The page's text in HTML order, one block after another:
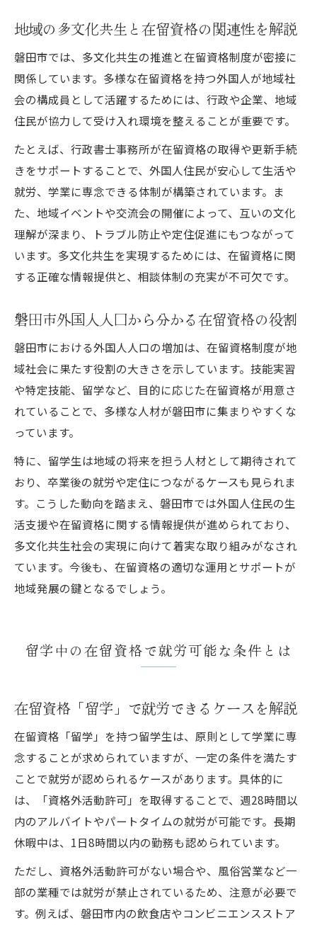
地域の多文化共生と在留資格の関連性を解説
磐田市では、多文化共生の推進と在留資格制度が密接に
関係しています。多様な在留資格を持つ外国人が地域社
会の構成員として活躍するためには、行政や企業、地域
住民が協力して受け入れ環境を整えることが重要です。
たとえば、行政書士事務所が在留資格の取得や更新手続
きをサポートすることで、外国人住民が安心して生活や
就労、学業に専念できる体制が構築されています。ま
た、地域イベントや交流会の開催によって、互いの文化
理解が深まり、トラブル防止や定住促進にもつながって
います。多文化共生を実現するためには、在留資格に関
する正確な情報提供と、相談体制の充実が不可欠です。
磐田市外国人人口から分かる在留資格の役割
磐田市における外国人人口の増加は、在留資格制度が地
域社会に果たす役割の大きさを示しています。技能実習
や特定技能、留学など、目的に応じた在留資格が用意さ
れていることで、多様な人材が磐田市に集まりやすくな
っています。
特に、留学生は地域の将来を担う人材として期待されて
おり、卒業後の就労や定住につながるケースも見られま
す。こうした動向を踏まえ、磐田市では外国人住民の生
活支援や在留資格に関する情報提供が進められており、
多文化共生社会の実現に向けて着実な取り組みがなされ
ています。今後も、在留資格の適切な運用とサポートが
地域発展の鍵となるでしょう。
留学中の在留資格で就労可能な条件とは
在留資格「留学」で就労できるケースを解説
在留資格「留学」を持つ留学生は、原則として学業に専
念することが求められていますが、一定の条件を満たす
ことで就労が認められるケースがあります。具体的に
は、「資格外活動許可」を取得することで、週28時間以
内のアルバイトやパートタイムの就労が可能です。長期
休暇中は、1日8時間以内の勤務も認められています。
ただし、資格外活動許可がない場合や、風俗営業など一
部の業種では就労が禁止されているため、注意が必要で
す。例えば、磐田市内の飲食店やコンビニエンスストア